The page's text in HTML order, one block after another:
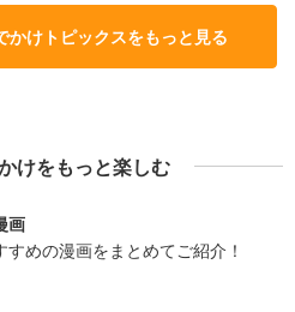
かけトピックスをもっと見る
けをもっと楽しむ
画
めの漫画をまとめてご紹介！